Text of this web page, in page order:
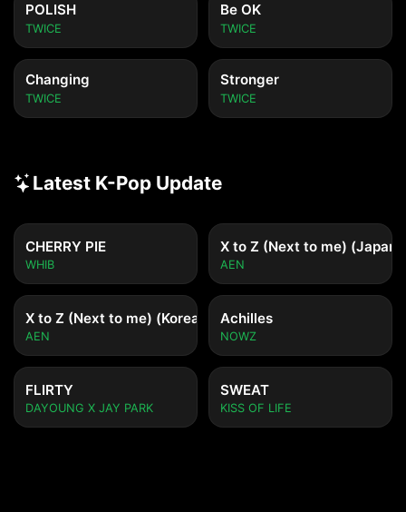
POLISH
TWICE
Be OK
TWICE
Changing
TWICE
Stronger
TWICE
Latest K-Pop Update
CHERRY PIE
WHIB
X to Z (Next to me)
AEN
X to Z (Next to me) (Korean ver.)
AEN
Achilles
NOWZ
FLIRTY
DAYOUNG X JAY PARK
SWEAT
KISS OF LIFE